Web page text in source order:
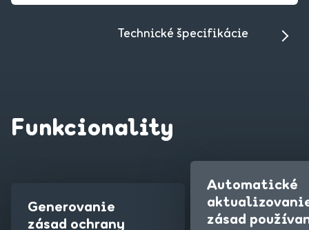
Technické špecifikácie
Funkcionality
Generovanie
zásad ochrany
Automatické
zásad